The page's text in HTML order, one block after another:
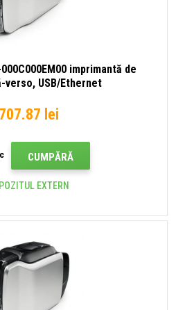
imprimantă de
verso, USB/Ethernet
lei
CUMPĂRĂ
EXTERN